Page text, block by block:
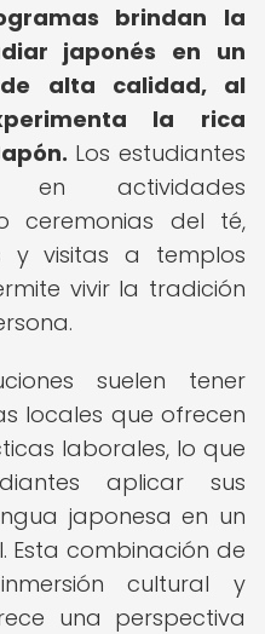
brindan la
japonés en un
alta calidad, al
la rica
Los estudiantes
en actividades
ceremonias del té,
y visitas a templos
vivir la tradición
suelen tener
locales que ofrecen
laborales, lo que
aplicar sus
japonesa en un
combinación de
cultural y
una perspectiva